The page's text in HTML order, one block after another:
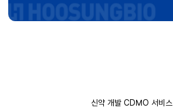
신약 개발 CDMO 서비스